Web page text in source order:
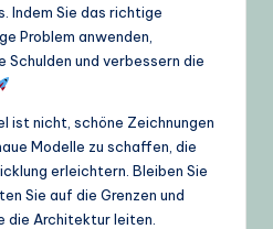
Indem Sie das richtige
Problem anwenden,
Schulden und verbessern die
ist nicht, schöne Zeichnungen
Modelle zu schaffen, die
erleichtern. Bleiben Sie
Sie auf die Grenzen und
die Architektur leiten.